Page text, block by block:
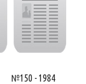
№150 - 1984